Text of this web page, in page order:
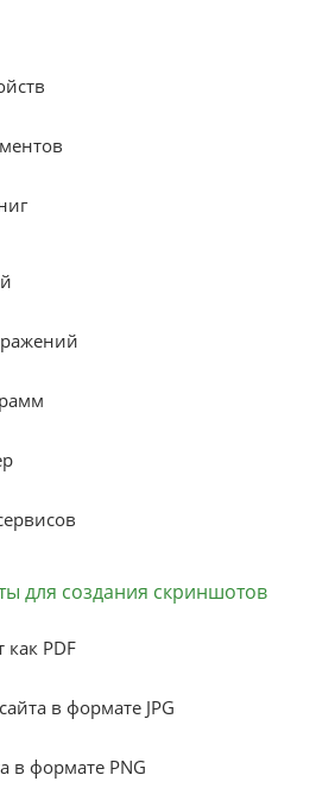
для создания скриншотов
как PDF
в формате JPG
в формате PNG